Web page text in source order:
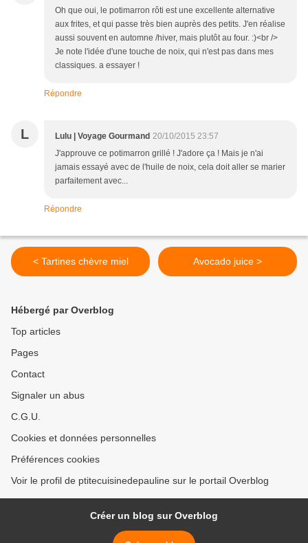
Oh que oui, le potimarron rôti est une excellente alternative
aux frites, et qui passe très bien auprès des petits. J'en réalise
aussi souvent en automne /hiver, mais plutôt au four. :)<br />
Je note l'idée d'une touche de noix, qui n'est pas dans mes
classiques. a essayer !
Répondre
L Lulu | Voyage Gourmand 20/10/2015 23:57
J'approuve ce potimarron grillé ! J'adore ça ! Mais je n'ai
jamais essayé avec de l'huile de noix, cela doit aller se marier
parfaitement avec...
Répondre
< Tartines chèvre miel Avocado juice >
Hébergé par Overblog
Top articles
Pages
Contact
Signaler un abus
C.G.U.
Cookies et données personnelles
Préférences cookies
Voir le profil de ptitecuisinedepauline sur le portail Overblog
Créer un blog sur Overblog